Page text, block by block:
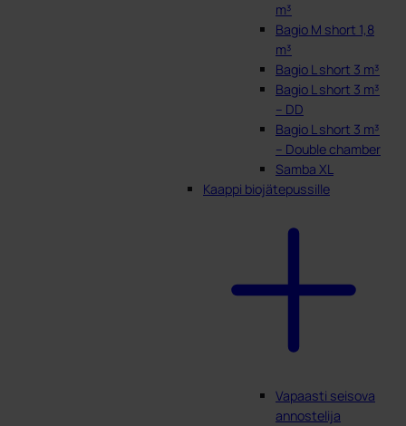
m³
Bagio M short 1,8
m³
Bagio L short 3 m³
Bagio L short 3 m³
– DD
Bagio L short 3 m³
– Double chamber
Samba XL
Kaappi biojätepussille
Vapaasti seisova
annostelija